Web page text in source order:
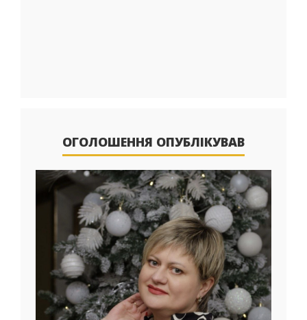
ОГОЛОШЕННЯ ОПУБЛІКУВАВ